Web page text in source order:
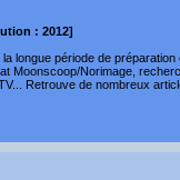
: 2012]
longue période de préparation
Moonscoop/Norimage,
Retrouve de nombreux